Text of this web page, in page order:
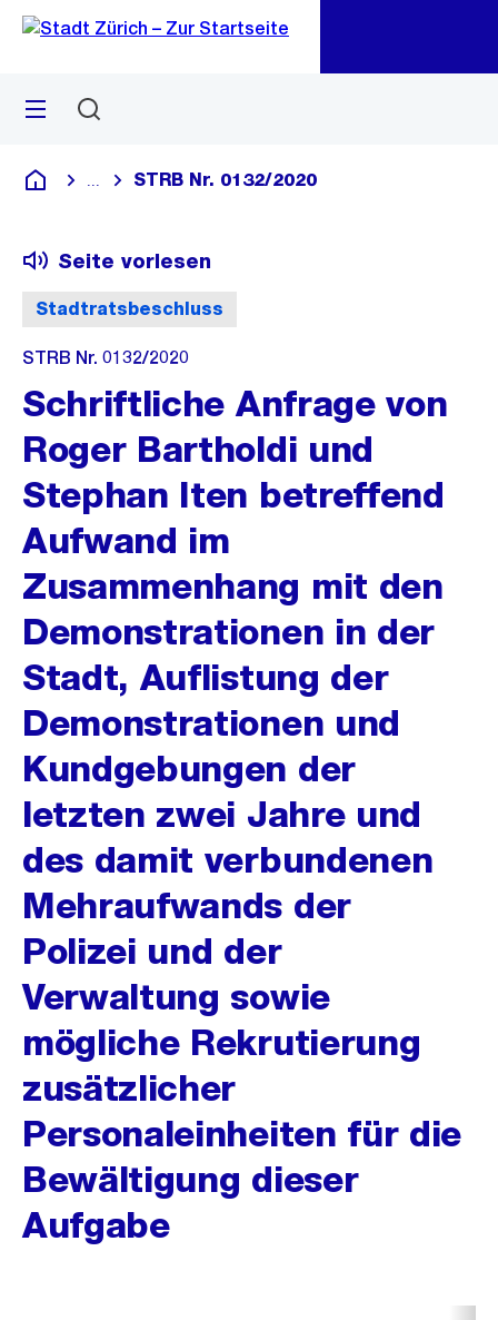
Navigation
Sprunglink
Menü
Deutsch
Blende alle Breadcrumbs ein
STRB Nr. 0132/2020
Stadtratsbeschluss
Seite vorlesen
STRB Nr. 0132/2020
Schriftliche Anfrage von
Roger Bartholdi und
Stephan Iten betreffend
Aufwand im
Zusammenhang mit den
Demonstrationen in der
Stadt, Auflistung der
Demonstrationen und
Kundgebungen der
letzten zwei Jahre und
des damit verbundenen
Mehraufwands der
Polizei und der
Verwaltung sowie
mögliche Rekrutierung
zusätzlicher
Personaleinheiten für die
Bewältigung dieser
Aufgabe